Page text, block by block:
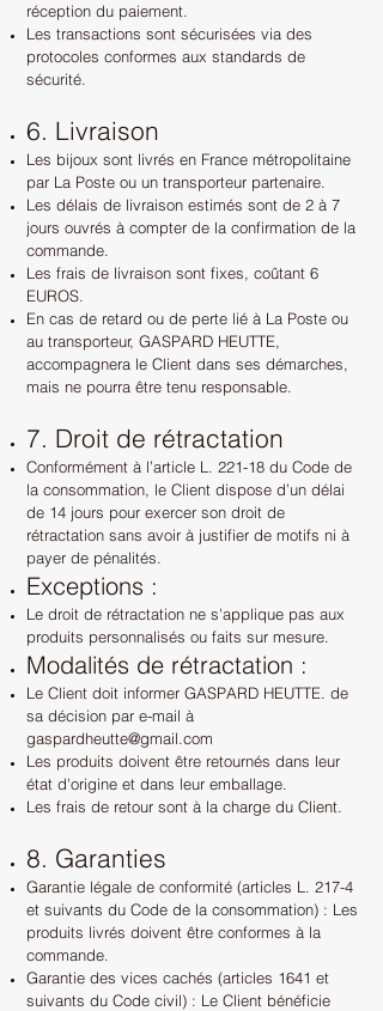
réception du paiement.
Les transactions sont sécurisées via des
protocoles conformes aux standards de
sécurité.
6. Livraison
Les bijoux sont livrés en France métropolitaine
par La Poste ou un transporteur partenaire.
Les délais de livraison estimés sont de 2 à 7
jours ouvrés à compter de la confirmation de la
commande.
Les frais de livraison sont fixes, coûtant 6
EUROS.
En cas de retard ou de perte lié à La Poste ou
au transporteur, GASPARD HEUTTE,
accompagnera le Client dans ses démarches,
mais ne pourra être tenu responsable.
7. Droit de rétractation
Conformément à l’article L. 221-18 du Code de
la consommation, le Client dispose d’un délai
de 14 jours pour exercer son droit de
rétractation sans avoir à justifier de motifs ni à
payer de pénalités.
Exceptions :
Le droit de rétractation ne s'applique pas aux
produits personnalisés ou faits sur mesure.
Modalités de rétractation :
Le Client doit informer GASPARD HEUTTE. de
sa décision par e-mail à
gaspardheutte@gmail.com
Les produits doivent être retournés dans leur
état d'origine et dans leur emballage.
Les frais de retour sont à la charge du Client.
8. Garanties
Garantie légale de conformité (articles L. 217-4
et suivants du Code de la consommation) : Les
produits livrés doivent être conformes à la
commande.
Garantie des vices cachés (articles 1641 et
suivants du Code civil) : Le Client bénéficie